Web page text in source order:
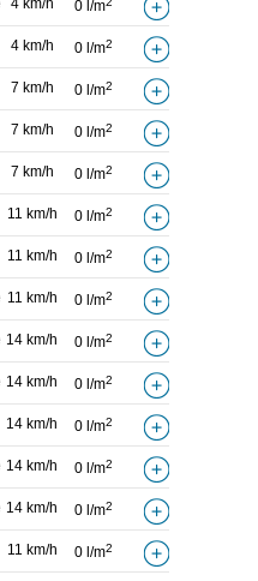
4 km/h 0 l/m
4 km/h 0 l/m2
7 km/h 0 l/m2
7 km/h 0 l/m2
7 km/h 0 l/m2
11 km/h 0 l/m2
11 km/h 0 l/m2
11 km/h 0 l/m2
14 km/h 0 l/m2
14 km/h 0 l/m2
14 km/h 0 l/m2
14 km/h 0 l/m2
14 km/h 0 l/m2
11 km/h 0 l/m2